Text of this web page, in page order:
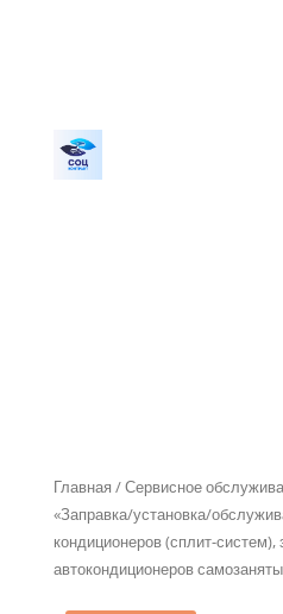
Главная /Сервисное
«Заправка/установка/
кондиционеров (сплит-систем),
автокондиционеров